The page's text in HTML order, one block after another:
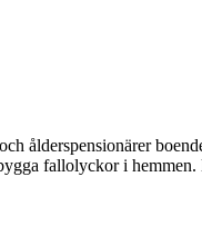
ålderspensionärer
fallolyckor i